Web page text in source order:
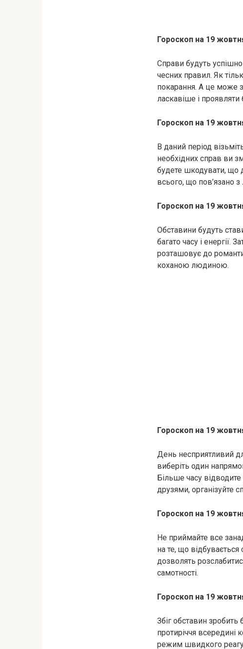
Гороскоп на 19
Справи будуть
чесних правил. Як
покарання. А це може
ласкавіше і проявляти
Гороскоп на 19
В даний період
необхідних справ ви
будете шкодувати, що
всього, що пов’язано
Гороскоп на 19
Обставини будуть
багато часу і
розташовує до
коханою людиною.
Гороскоп на 19
День несприятливий
виберіть один
Більше часу відводите
друзями, організуйте
Гороскоп на 19
Не приймайте все
на те, що відбувається
дозволять
самотності.
Гороскоп на 19
Збіг обставин
протиріччя всередині
режим швидкого